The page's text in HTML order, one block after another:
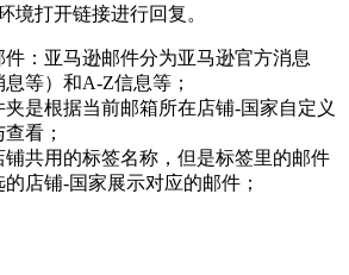
境打开链接进行回复。
：亚马逊邮件分为亚马逊官方消息
息等）和A-Z信息等；
是根据当前邮箱所在店铺-国家自定义
看；
共用的标签名称，但是标签里的邮件
店铺-国家展示对应的邮件；